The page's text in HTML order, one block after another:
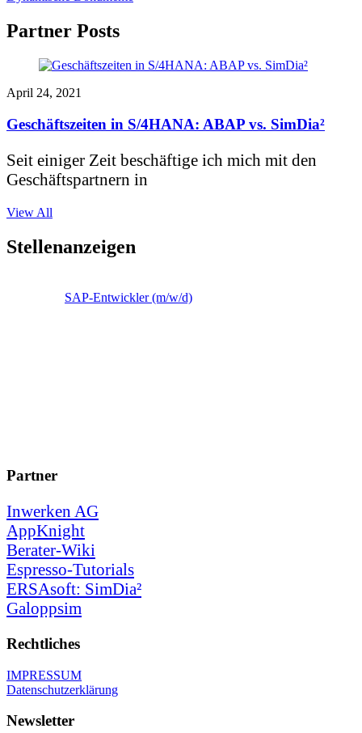
Partner Posts
April 24, 2021
Geschäftszeiten in S/4HANA: ABAP vs. SimDia²
Seit einiger Zeit beschäftige ich mich mit den
Geschäftspartnern in
View All
Stellenanzeigen
SAP-Entwickler (m/w/d)
Partner
Inwerken AG
AppKnight
Berater-Wiki
Espresso-Tutorials
ERSAsoft: SimDia²
Galoppsim
Rechtliches
IMPRESSUM
Datenschutzerklärung
Newsletter